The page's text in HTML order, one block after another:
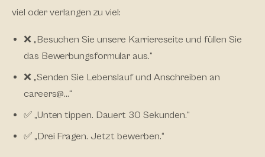
viel oder verlangen zu viel:
❌ „Besuchen Sie unsere Karriereseite und füllen Sie
das Bewerbungsformular aus.“
❌ „Senden Sie Lebenslauf und Anschreiben an
careers@…“
✅ „Unten tippen. Dauert 30 Sekunden.“
✅ „Drei Fragen. Jetzt bewerben.“